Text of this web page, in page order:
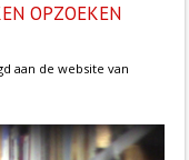
OPZOEKEN
aan de website van